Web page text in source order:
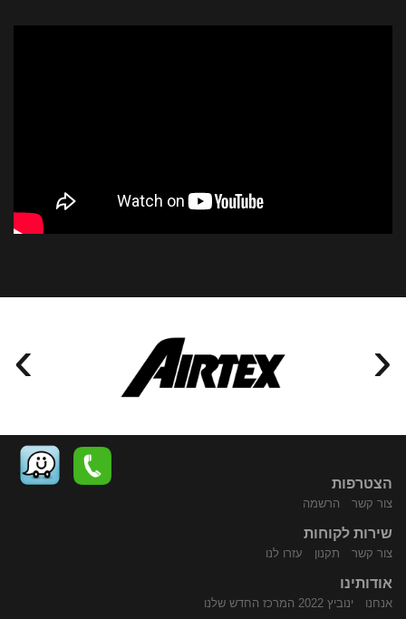
› ‹
הצטרפות
צור קשר הרשמה
שירות לקוחות
צור קשר תקנון עזרו לנו
אודותינו
אנחנו ינוביץ 2022 המרכז החדש שלנו